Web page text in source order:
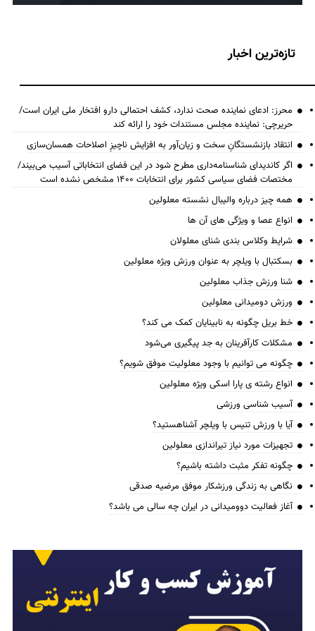
تازه‌ترین اخبار
محرز: ادعای نماینده صحت ندارد، کشف احتمالی دارو افتخار ملی ایران است/
حریرچی: نماینده مجلس مستندات خود را ارائه کند
انتقاد بازنشستگانِ سخت و زیان‌آور به افزایش ناچیزِ اصلاحات همسان‌سازی
اگر کاندیدای شناسنامه‌‎داری مطرح شود در این فضای انتخاباتی آسیب می‌بیند/
مختصات فضای سیاسی کشور برای انتخابات ۱۴۰۰ مشخص نشده است
همه چیز درباره والیبال نشسته معلولین
انواع عصا و ویژگی های آن ها
شرایط وکلاس بندی شنای معلولان
بسکتبال با ویلچر به عنوان ورزش ویژه معلولین
شنا ورزش جذاب معلولین
ورزش دومیدانی معلولین
خط بریل چگونه به نابینایان کمک می کند؟
مشکلات کارآفرینان به جد پیگیری می‌شود
چگونه می توانیم با وجود معلولیت موفق شویم؟
انواع رشته ی پارا اسکی ویژه معلولین
آسیب شناسی ورزشی
آیا با ورزش تنیس با ویلچر آشناهستید؟
تجهیزات مورد نیاز تیراندازی معلولین
چگونه تفکر مثبت داشته باشیم؟
نگاهی به زندگی ورزشکار موفق مرضیه صدقی
آغاز فعالیت دوومیدانی در ایران چه سالی می باشد؟